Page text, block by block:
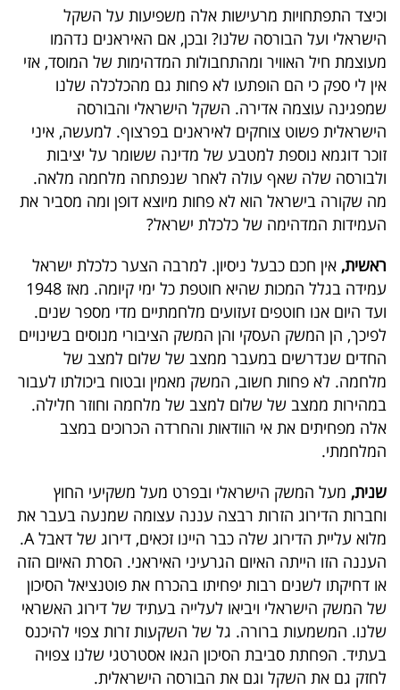
פודקאסט
40
UNDER
40
שיתופי
פעולה
דרושים
ניוזלטרים
מייל
אדום
פרסמו
באייס
עקבו
אחרינו:
וכיצד התפתחויות מרעישות אלה משפיעות על השקל
הישראלי ועל הבורסה שלנו? ובכן, אם האיראנים נדהמו
מעוצמת חיל האוויר ומהתחבולות המדהימות של המוסד, אזי
אין לי ספק כי הם הופתעו לא פחות גם מהכלכלה שלנו
שמפגינה עוצמה אדירה. השקל הישראלי והבורסה
הישראלית פשוט צוחקים לאיראנים בפרצוף. למעשה, איני
זוכר דוגמא נוספת למטבע של מדינה ששומר על יציבות
ולבורסה שלה שאף עולה לאחר שנפתחה מלחמה מלאה.
מה שקורה בישראל הוא לא פחות מיוצא דופן ומה מסביר את
העמידות המדהימה של כלכלת ישראל?
ראשית, אין חכם כבעל ניסיון. למרבה הצער כלכלת ישראל
עמידה בגלל המכות שהיא חוטפת כל ימי קיומה. מאז 1948
ועד היום אנו חוטפים זעזועים מלחמתיים מדי מספר שנים.
לפיכך, הן המשק העסקי והן המשק הציבורי מנוסים בשינויים
החדים שנדרשים במעבר ממצב של שלום למצב של
מלחמה. לא פחות חשוב, המשק מאמין ובטוח ביכולתו לעבור
במהירות ממצב של שלום למצב של מלחמה וחוזר חלילה.
אלה מפחיתים את אי הוודאות והחרדה הכרוכים במצב
המלחמתי.
שנית, מעל המשק הישראלי ובפרט מעל משקיעי החוץ
וחברות הדירוג הזרות רבצה עננה עצומה שמנעה בעבר את
מלוא עליית הדירוג שלה כבר היינו זכאים, דירוג של דאבלA
.
העננה הזו הייתה האיום הגרעיני האיראני. הסרת האיום הזה
או דחיקתו לשנים רבות יפחיתו בהכרח את פוטנציאל הסיכון
של המשק הישראלי ויביאו לעלייה בעתיד של דירוג האשראי
שלנו. המשמעות ברורה. גל של השקעות זרות צפוי להיכנס
בעתיד. הפחתת סביבת הסיכון הגאו אסטרטגי שלנו צפויה
לחזק גם את השקל וגם את הבורסה הישראלית.